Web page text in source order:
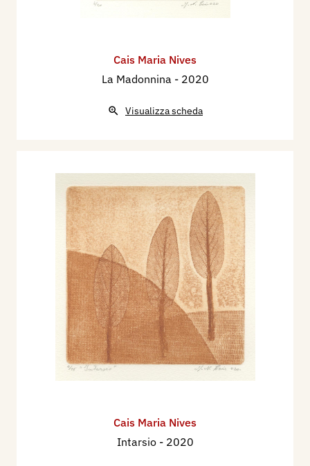
Cais Maria Nives
La Madonnina - 2020
Visualizza scheda
Cais Maria Nives
Intarsio - 2020